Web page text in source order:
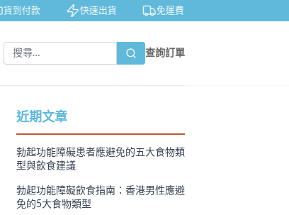
付款 快速出貨 免運費
查詢訂單
近期文章
勃起功能障礙患者應避免的五大食物類
型與飲食建議
勃起功能障礙飲食指南：香港男性應避
免的5大食物類型